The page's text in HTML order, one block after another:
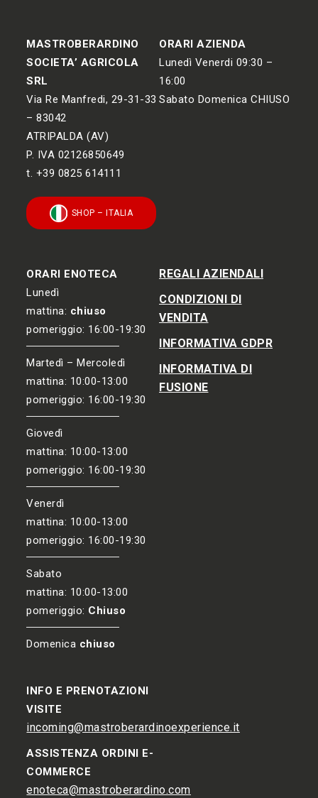
MASTROBERARDINO
SOCIETA’ AGRICOLA
SRL
Via Re Manfredi, 29-31-33
– 83042
ATRIPALDA (AV)
P. IVA 02126850649
t. +39 0825 614111
SHOP – ITALIA
ORARI AZIENDA
Lunedì Venerdi 09:30 –
16:00
Sabato Domenica CHIUSO
ORARI ENOTECA
Lunedì
mattina: chiuso
pomeriggio: 16:00-19:30
Martedì – Mercoledì
mattina: 10:00-13:00
pomeriggio: 16:00-19:30
Giovedì
mattina: 10:00-13:00
pomeriggio: 16:00-19:30
Venerdì
mattina: 10:00-13:00
pomeriggio: 16:00-19:30
Sabato
mattina: 10:00-13:00
pomeriggio: Chiuso
Domenica chiuso
REGALI AZIENDALI
CONDIZIONI DI
VENDITA
INFORMATIVA GDPR
INFORMATIVA DI
FUSIONE
INFO E PRENOTAZIONI
VISITE
incoming@mastroberardinoexperience.it
ASSISTENZA ORDINI E-
COMMERCE
enoteca@mastroberardino.com